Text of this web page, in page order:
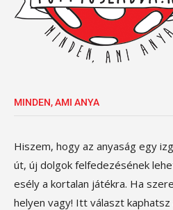
MINDEN, AMI ANYA
Hiszem, hogy az anyaság egy
út, új dolgok felfedezésének
esély a kortalan játékra. Ha
helyen vagy! Itt választ